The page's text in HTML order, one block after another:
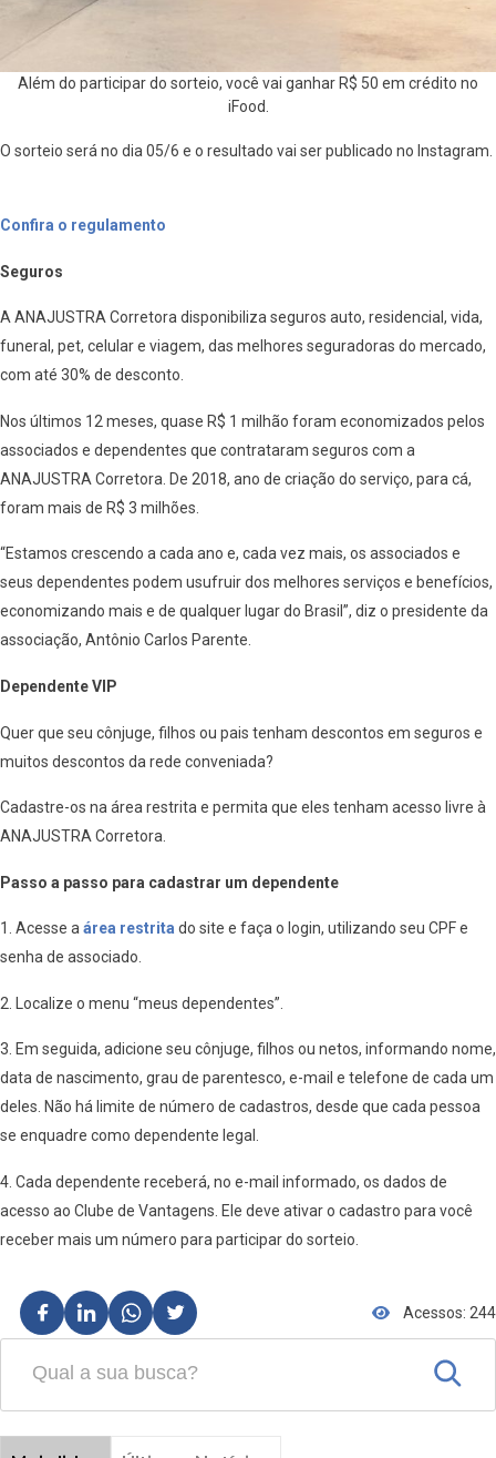
Além do participar do sorteio, você vai ganhar R$ 50 em crédito no
iFood.
O sorteio será no dia 05/6 e o resultado vai ser publicado no Instagram.
Confira o regulamento
Seguros
A ANAJUSTRA Corretora disponibiliza seguros auto, residencial, vida,
funeral, pet, celular e viagem, das melhores seguradoras do mercado,
com até 30% de desconto.
Nos últimos 12 meses, quase R$ 1 milhão foram economizados pelos
associados e dependentes que contrataram seguros com a
ANAJUSTRA Corretora. De 2018, ano de criação do serviço, para cá,
foram mais de R$ 3 milhões.
“Estamos crescendo a cada ano e, cada vez mais, os associados e
seus dependentes podem usufruir dos melhores serviços e benefícios,
economizando mais e de qualquer lugar do Brasil”, diz o presidente da
associação, Antônio Carlos Parente.
Dependente VIP
Quer que seu cônjuge, filhos ou pais tenham descontos em seguros e
muitos descontos da rede conveniada?
Cadastre-os na área restrita e permita que eles tenham acesso livre à
ANAJUSTRA Corretora.
Passo a passo para cadastrar um dependente
1. Acesse a área restrita do site e faça o login, utilizando seu CPF e
senha de associado.
2. Localize o menu “meus dependentes”.
3. Em seguida, adicione seu cônjuge, filhos ou netos, informando nome,
data de nascimento, grau de parentesco, e-mail e telefone de cada um
deles. Não há limite de número de cadastros, desde que cada pessoa
se enquadre como dependente legal.
4. Cada dependente receberá, no e-mail informado, os dados de
acesso ao Clube de Vantagens. Ele deve ativar o cadastro para você
receber mais um número para participar do sorteio.
Acessos: 244